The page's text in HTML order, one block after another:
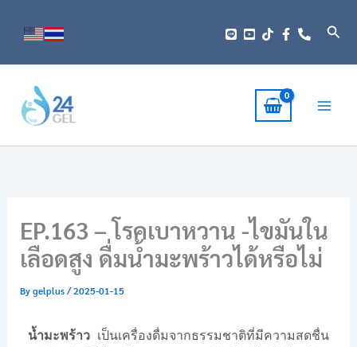
EP.163 – โรคเบาหวาน -ไขมันใน
เลือดสูง ดื่มน้ำมะพร้าวได้หรือไม่
Bygelplus/2025-01-15
น้ำมะพร้าวเป็นเครื่องดื่มจากธรรมชาติที่มีความสดชื่น